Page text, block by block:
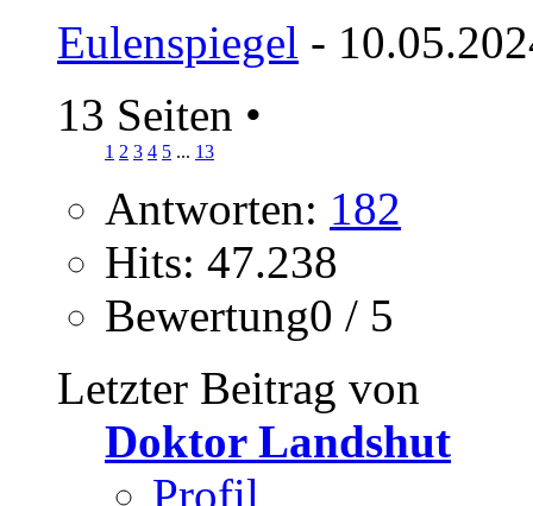
Eulenspiegel -
13 Seiten •
1 2 3 4 5 ... 13
Antworten: 182
Hits: 47.238
Bewertung0 / 5
Letzter Beitrag von
Doktor Landshut
Profil